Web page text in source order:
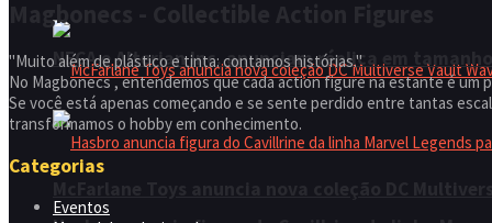
NECA e Alterian Inc. anunciam réplica em
Magbonecs - Collectible Action Figures
"Muito além de plástico e tinta: contamos histórias."
No Magbonecs , entendemos que cada action figure na estante é um
Se você está apenas começando e se sente perdido entre tantas
transformamos o hobby em conhecimento.
Categorias
Eventos